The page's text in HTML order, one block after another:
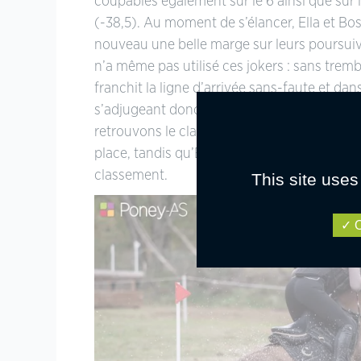
(-38,5). Au moment de s’élancer, Ella et
nouveau une belle marge sur leurs
n’a même pas utilisé ces jokers : sans
franchit la ligne d’arrivée sans-faute et
s’adjugeant donc ce Grand Prix !
retrouvons le classement à l’issue du
place, tandis qu’Emma Lemaître et Flash
classement.
This site